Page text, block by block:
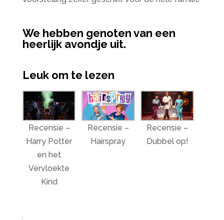
We hebben genoten van een
heerlijk avondje uit.
Leuk om te lezen
Recensie –
Harry Potter
en het
Vervloekte
Kind
Recensie –
Hairspray
Recensie –
Dubbel op!